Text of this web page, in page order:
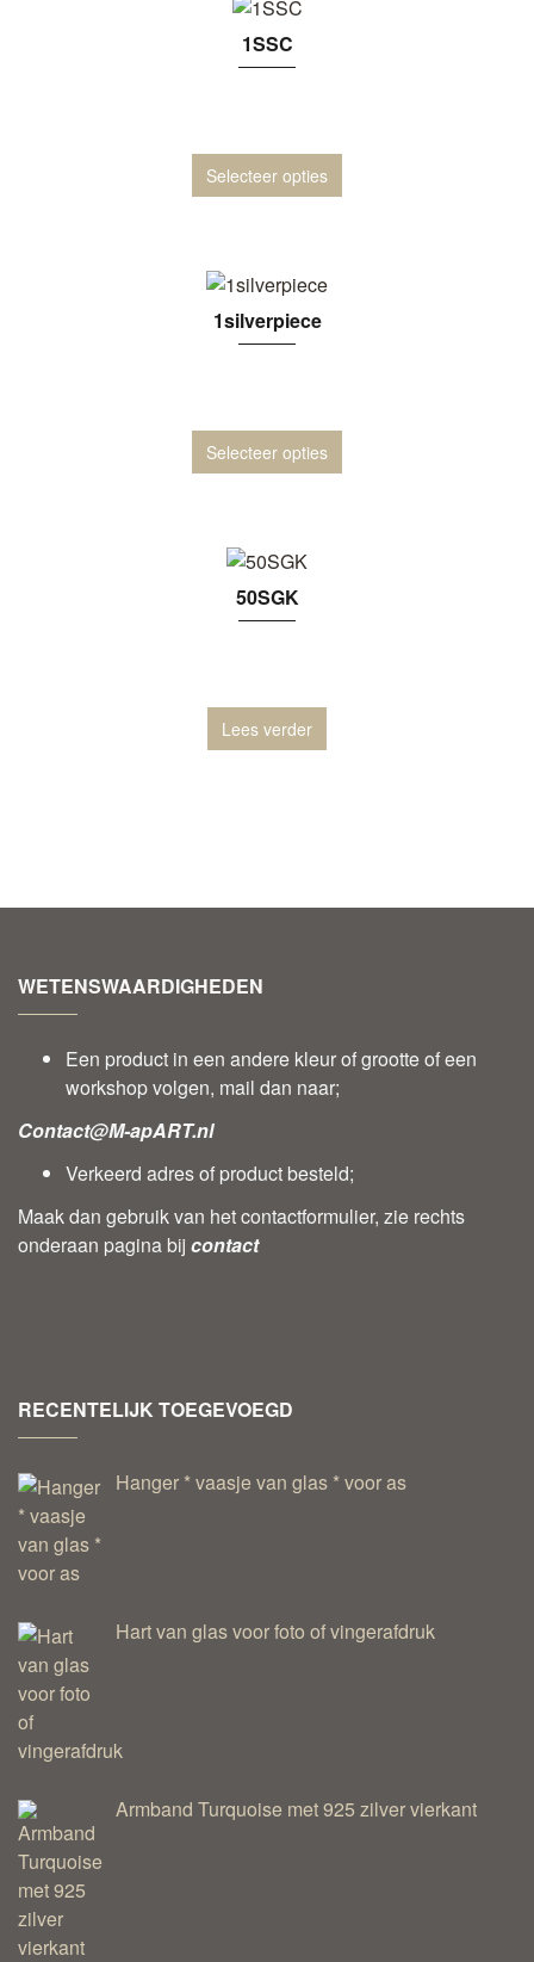
1SSC
Selecteer opties
1silverpiece
Selecteer opties
50SGK
Lees verder
WETENSWAARDIGHEDEN
Een product in een andere kleur of grootte of een
workshop volgen, mail dan naar;
Contact@M-apART.nl
Verkeerd adres of product besteld;
Maak dan gebruik van het contactformulier, zie rechts
onderaan pagina bij contact
RECENTELIJK TOEGEVOEGD
Hanger * vaasje van glas * voor as
Hart van glas voor foto of vingerafdruk
Armband Turquoise met 925 zilver vierkant